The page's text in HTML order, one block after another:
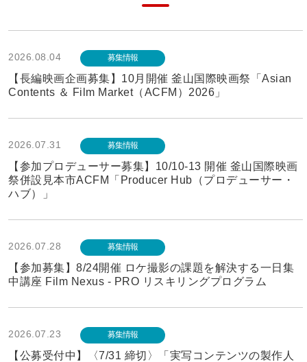
2026.08.04 募集情報
【長編映画企画募集】10月開催 釜山国際映画祭「Asian
Contents ＆ Film Market（ACFM）2026」
2026.07.31 募集情報
【参加プロデューサー募集】10/10-13 開催 釜山国際映画
祭併設見本市ACFM「Producer Hub（プロデューサー・
ハブ）」
2026.07.28 募集情報
【参加募集】8/24開催 ロケ撮影の課題を解決する一日集
中講座 Film Nexus - PRO リスキリングプログラム
2026.07.23 募集情報
【公募受付中】〈7/31 締切〉「実写コンテンツの製作人